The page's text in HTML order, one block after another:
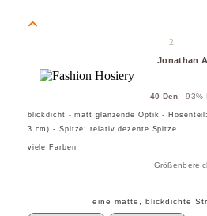
2
Jonathan
40 Den 93%
blickdicht - matt glänzende Optik -
3 cm) - Spitze: relativ dezente Spitze
viele Farben
eine matte, blickdichte